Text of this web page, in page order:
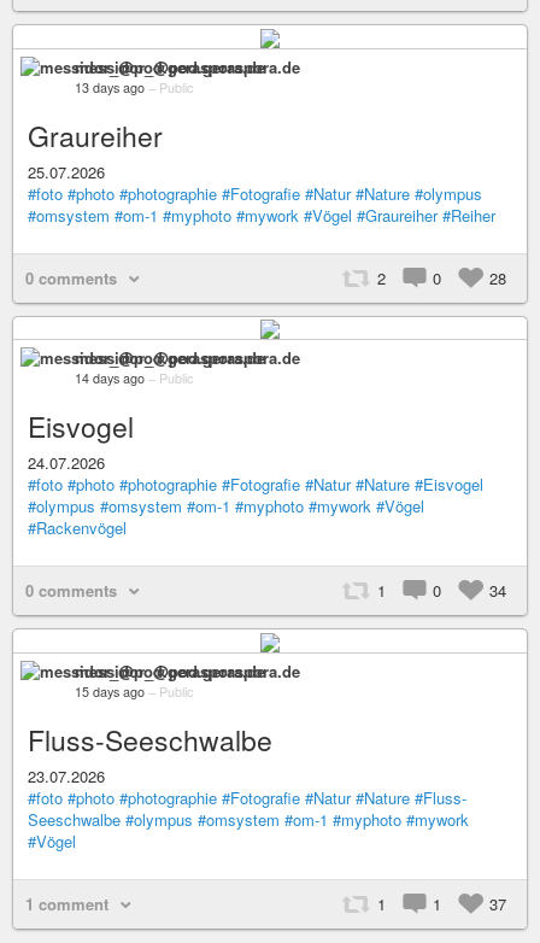
messidor_@pod.geraspora.de
13 days ago – Public
Graureiher
25.07.2026
#foto #photo #photographie #Fotografie #Natur #Nature #olympus
#omsystem #om-1 #myphoto #mywork #Vögel #Graureiher #Reiher
0 comments 2 0 28
messidor_@pod.geraspora.de
14 days ago – Public
Eisvogel
24.07.2026
#foto #photo #photographie #Fotografie #Natur #Nature #Eisvogel
#olympus #omsystem #om-1 #myphoto #mywork #Vögel
#Rackenvögel
0 comments 1 0 34
messidor_@pod.geraspora.de
15 days ago – Public
Fluss-Seeschwalbe
23.07.2026
#foto #photo #photographie #Fotografie #Natur #Nature #Fluss-
Seeschwalbe #olympus #omsystem #om-1 #myphoto #mywork
#Vögel
1 comment 1 1 37